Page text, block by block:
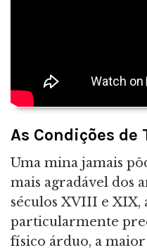
As Condições
Uma mina jamais
mais agradável dos
séculos XVIII e XIX,
particularmente
físico árduo, a